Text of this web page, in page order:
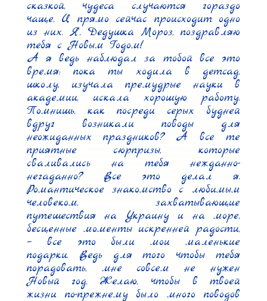
сказкой, чудеса случаются гораздо
чаще. И прямо сейчас происходит одно
из них. Я, Дедушка Мороз, поздравляю
тебя с Новым Годом!
А я ведь наблюдал за тобой все это
время: пока ты ходила в детсад,
школу, изучала премудрые науки в
академии, искала хорошую работу.
Помнишь, как посреди серых будней
вдруг возникали поводы для
неожиданных праздников? А все те
приятные сюрпризы, которые
сваливались на тебя нежданно-
негаданно? Все это делал я.
Романтическое знакомство с любимым
человеком, захватывающие
путешествия на Украину и на море,
бесценные моменты искренней радости,
– все это были мои маленькие
подарки. Ведь для того чтобы тебя
порадовать, мне совсем не нужен
Новый год. Желаю, чтобы в твоей
жизни по-прежнему было много поводов